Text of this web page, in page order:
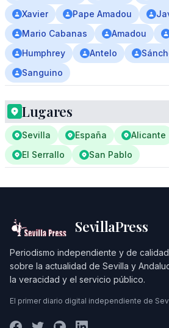
Xavier
Pape Amadou
Mario Cabanas
Amadou
Humphrey
Antelo
Sanguino
Lugares
Sevilla España Alicante
El Serrallo
San Pablo
SevillaPress
Periodismo independiente y de
sobre la actualidad de Sevilla y
la veracidad y el servicio público.
El primer diario digital independiente de